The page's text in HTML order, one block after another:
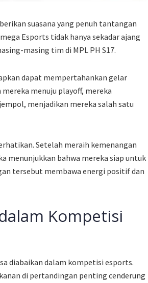
suasana yang penuh tantangan
Esports tidak hanya sekadar ajang
masing tim di MPL PH S17.
dapat mempertahankan gelar
menuju playoff, mereka
menjadikan mereka salah satu
Setelah meraih kemenangan
menunjukkan bahwa mereka siap untuk
tersebut membawa energi positif dan
Kompetisi
diabaikan dalam kompetisi esports.
di pertandingan penting cenderung